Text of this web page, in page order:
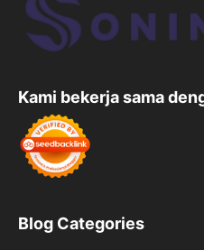
Kami bekerja sama
Blog Categories